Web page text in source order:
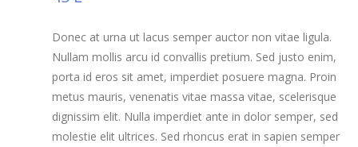
Donec at urna ut lacus semper auctor non vitae ligula.
Nullam mollis arcu id convallis pretium. Sed justo enim,
porta id eros sit amet, imperdiet posuere magna. Proin
metus mauris, venenatis vitae massa vitae, scelerisque
dignissim elit. Nulla imperdiet ante in dolor semper, sed
molestie elit ultrices. Sed rhoncus erat in sapien semper